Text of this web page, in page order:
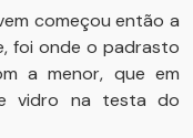
começou então a
foi onde o padrasto
a menor, que em
vidro na testa do